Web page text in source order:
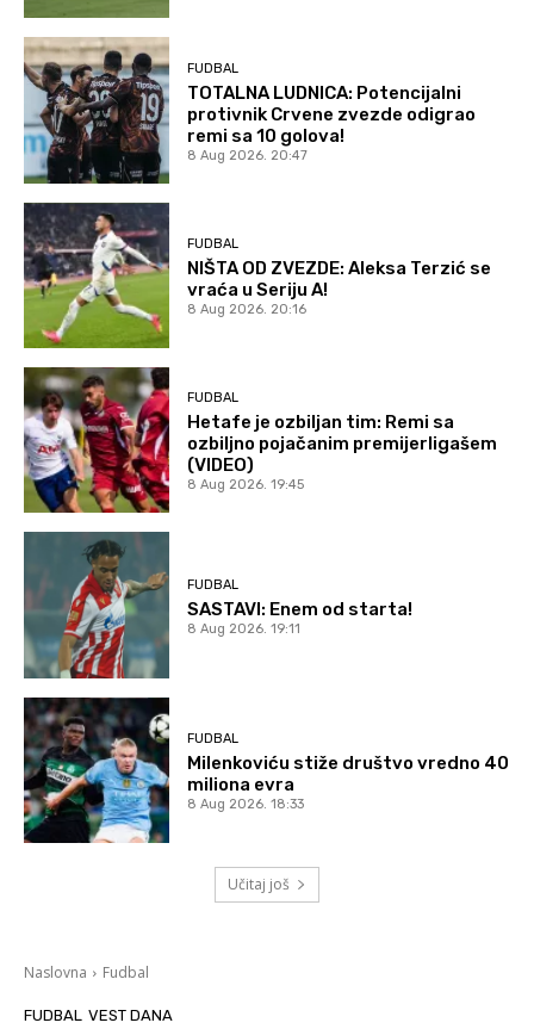
FUDBAL
TOTALNA LUDNICA: Potencijalni
protivnik Crvene zvezde odigrao
remi sa 10 golova!
8 Aug 2026. 20:47
FUDBAL
NIŠTA OD ZVEZDE: Aleksa Terzić se
vraća u Seriju A!
8 Aug 2026. 20:16
FUDBAL
Hetafe je ozbiljan tim: Remi sa
ozbiljno pojačanim premijerligašem
(VIDEO)
8 Aug 2026. 19:45
FUDBAL
SASTAVI: Enem od starta!
8 Aug 2026. 19:11
FUDBAL
Milenkoviću stiže društvo vredno 40
miliona evra
8 Aug 2026. 18:33
Učitaj još